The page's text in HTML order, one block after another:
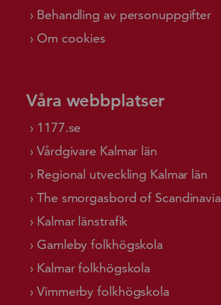
Behandling av personuppgifter
Om cookies
Våra webbplatser
1177.se
Vårdgivare Kalmar län
Regional utveckling Kalmar län
The smorgasbord of Scandinavia
Kalmar länstrafik
Gamleby folkhögskola
Kalmar folkhögskola
Vimmerby folkhögskola